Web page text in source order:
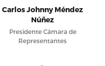
Carlos Johnny Méndez
Núñez
Presidente Cámara de
Representantes